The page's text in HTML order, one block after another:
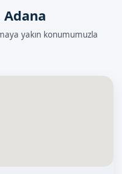
yakın konumumuzla